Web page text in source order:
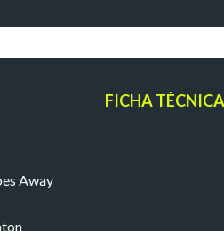
FICHA TÉCNICA
Away